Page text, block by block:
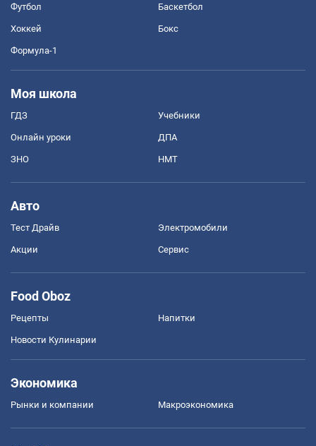
Футбол Баскетбол
Хоккей Бокс
Формула-1
Моя школа
ГДЗ Учебники
Онлайн уроки ДПА
ЗНО НМТ
Авто
Тест Драйв Электромобили
Акции Сервис
Food Oboz
Рецепты Напитки
Новости Кулинарии
Экономика
Рынки и компании Mакроэкономика